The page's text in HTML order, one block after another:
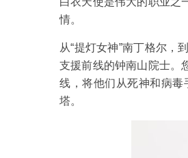
情。
从“提灯女神”南丁格尔，
支援前线的钟南山院士。
线，将他们从死神和病
塔。